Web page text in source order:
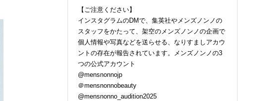
【ご注意ください】
インスタグラムのDMで、集英社やメンズノンノの
スタッフをかたって、架空のメンズノンノの企画で
個人情報や写真などを送らせる、なりすましアカウ
ントの存在が報告されています。メンズノンノの3
つの公式アカウント
@mensnonnojp
＠mensnonnobeauty
@mensnonno_audition2025